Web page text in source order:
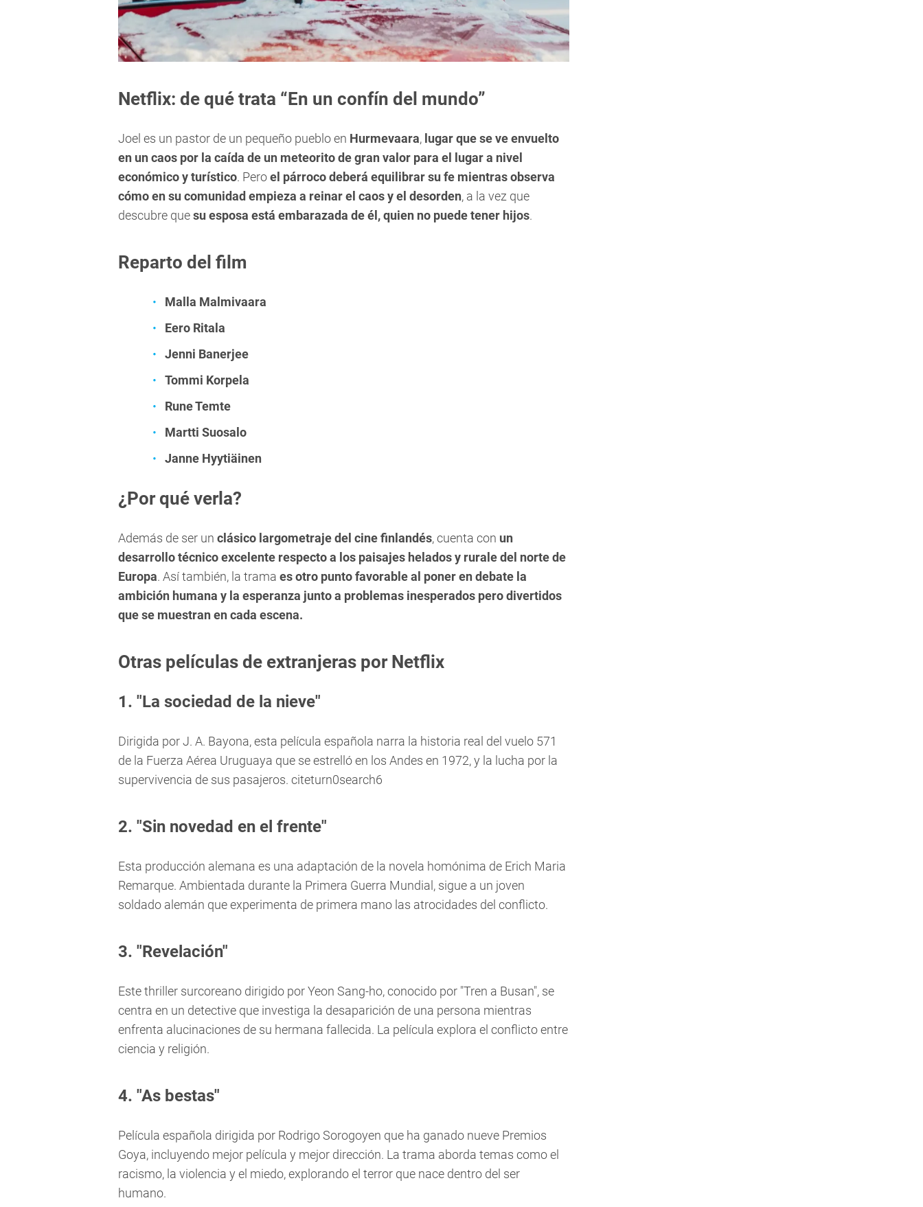
Netflix: de qué trata “En un confín del mundo”
Joel es un pastor de un pequeño pueblo en Hurmevaara, lugar que se ve envuelto
en un caos por la caída de un meteorito de gran valor para el lugar a nivel
económico y turístico. Peroel párroco deberá equilibrar su fe mientras observa
cómo en su comunidad empieza a reinar el caos y el desorden, a la vez que
descubre quesu esposa está embarazada de él, quien no puede tener hijos.
Reparto del film
Malla Malmivaara
Eero Ritala
Jenni Banerjee
Tommi Korpela
Rune Temte
Martti Suosalo
Janne Hyytiäinen
¿Por qué verla?
Además de ser un clásico largometraje del cine finlandés, cuenta con un
desarrollo técnico excelente respecto a los paisajes helados y rurale del norte de
Europa. Así también, la trama es otro punto favorable al poner en debate la
ambición humana y la esperanza junto a problemas inesperados pero divertidos
que se muestran en cada escena.
Otras películas de extranjeras por Netflix
1. "La sociedad de la nieve"
Dirigida por J. A. Bayona, esta película española narra la historia real del vuelo 571
de la Fuerza Aérea Uruguaya que se estrelló en los Andes en 1972, y la lucha por la
supervivencia de sus pasajeros. citeturn0search6
2. "Sin novedad en el frente"
Esta producción alemana es una adaptación de la novela homónima de Erich Maria
Remarque. Ambientada durante la Primera Guerra Mundial, sigue a un joven
soldado alemán que experimenta de primera mano las atrocidades del conflicto.
3. "Revelación"
Este thriller surcoreano dirigido por Yeon Sang-ho, conocido por "Tren a Busan", se
centra en un detective que investiga la desaparición de una persona mientras
enfrenta alucinaciones de su hermana fallecida. La película explora el conflicto entre
ciencia y religión.
4. "As bestas"
Película española dirigida por Rodrigo Sorogoyen que ha ganado nueve Premios
Goya, incluyendo mejor película y mejor dirección. La trama aborda temas como el
racismo, la violencia y el miedo, explorando el terror que nace dentro del ser
humano.